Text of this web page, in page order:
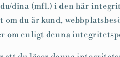
dina (mfl.) i den här
om du är kund,
om enligt denna